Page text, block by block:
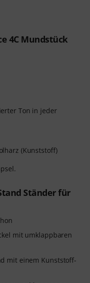
4C Mundstück
Ton in jeder
(Kunststoff)
Ständer für
mit umklappbaren
mit einem Kunststoff-